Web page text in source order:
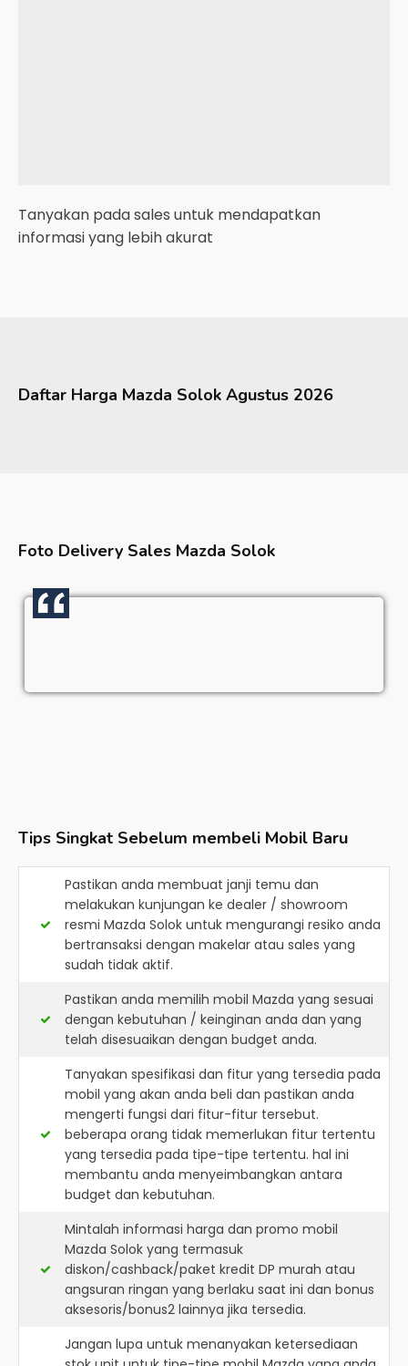
Tanyakan pada sales untuk mendapatkan
informasi yang lebih akurat
Daftar Harga Mazda Solok Agustus 2026
Foto Delivery Sales Mazda Solok
Tips Singkat Sebelum membeli Mobil Baru
Pastikan anda membuat janji temu dan
melakukan kunjungan ke dealer / showroom
resmi Mazda Solok untuk mengurangi resiko anda
bertransaksi dengan makelar atau sales yang
sudah tidak aktif.
Pastikan anda memilih mobil Mazda yang sesuai
dengan kebutuhan / keinginan anda dan yang
telah disesuaikan dengan budget anda.
Tanyakan spesifikasi dan fitur yang tersedia pada
mobil yang akan anda beli dan pastikan anda
mengerti fungsi dari fitur-fitur tersebut.
beberapa orang tidak memerlukan fitur tertentu
yang tersedia pada tipe-tipe tertentu. hal ini
membantu anda menyeimbangkan antara
budget dan kebutuhan.
Mintalah informasi harga dan promo mobil
Mazda Solok yang termasuk
diskon/cashback/paket kredit DP murah atau
angsuran ringan yang berlaku saat ini dan bonus
aksesoris/bonus2 lainnya jika tersedia.
Jangan lupa untuk menanyakan ketersediaan